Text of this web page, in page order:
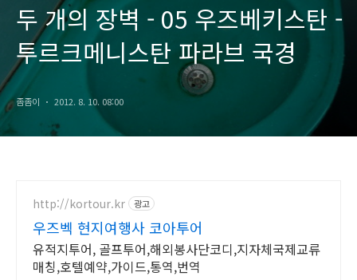
두 개의 장벽 - 05 우즈베키스탄 -
투르크메니스탄 파라브 국경
좀좀이 2012. 8. 10. 08:00
http://kortour.kr 광고
우즈벡 현지여행사 코아투어
유적지투어, 골프투어,해외봉사단코디,지자체국제교류
매칭,호텔예약,가이드,통역,번역